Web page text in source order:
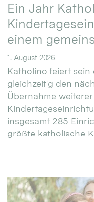
Ein Jahr
einem
1. August 2026
Katholino feiert sein
gleichzeitig den
Übernahme
insgesamt 285
größte katholische